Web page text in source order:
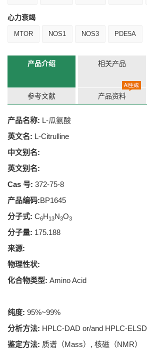
心力衰竭
MTOR NOS1 NOS3 PDE5A
产品介绍 相关产品
参考文献 产品资料
产品名称: L-瓜氨酸
英文名: L-Citrulline
中文别名:
英文别名:
Cas 号: 372-75-8
产品编码:BP1645
分子式: C6H13N3O3
分子量: 175.188
来源:
物理性状:
化合物类型: Amino Acid
纯度: 95%~99%
分析方法: HPLC-DAD or/and HPLC-ELSD
鉴定方法: 质谱（Mass）, 核磁（NMR）